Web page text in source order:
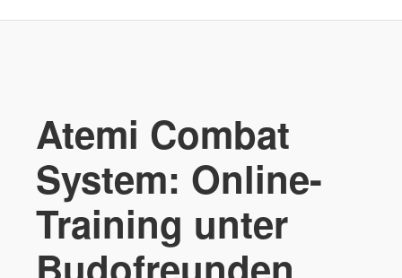
Atemi Combat
System: Online-
Training unter